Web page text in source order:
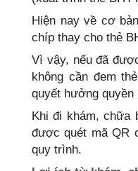
Hiện nay về cơ
chíp thay cho thẻ
Vì vậy, nếu đã
không cần đem
quyết hưởng quyền
Khi đi khám, chữa
được quét mã QR
quy trình.